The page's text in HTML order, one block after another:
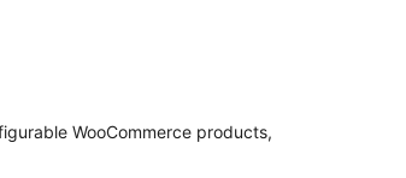
WooCommerce products,